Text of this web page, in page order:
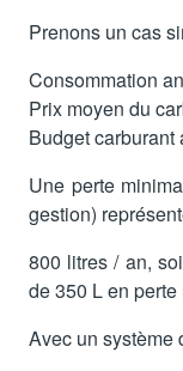
Prenons un cas
Consommation
Prix moyen du
Budget carburant
Une perte
gestion)
800 litres / an,
de 350 L en perte
Avec un système